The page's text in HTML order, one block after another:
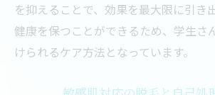
を抑えることで、効果を最大限に引き
健康を保つことができるため、学生さ
けられるケア方法となっています。